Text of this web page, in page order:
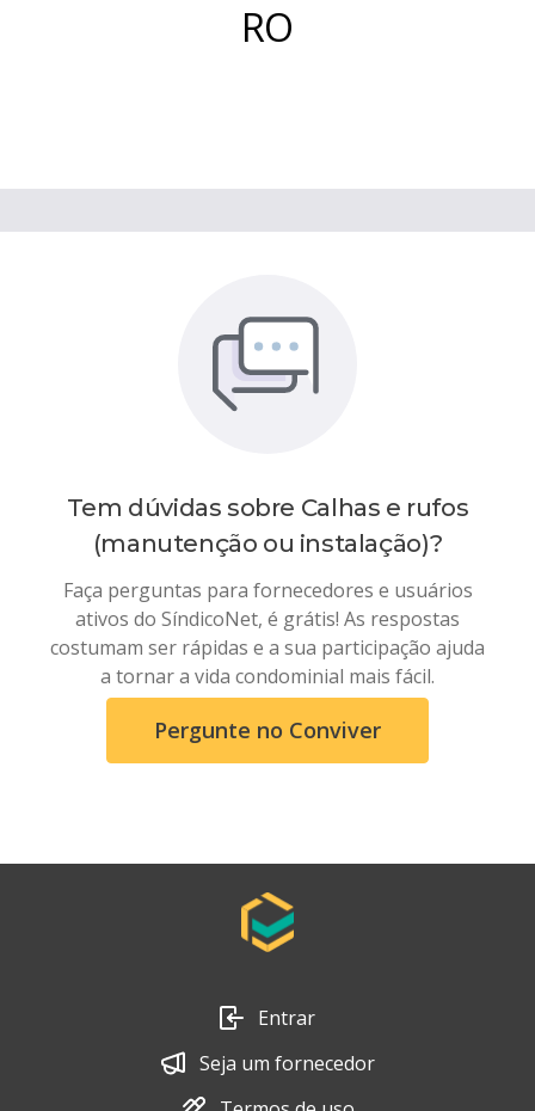
RO
Tem dúvidas sobre Calhas e rufos
(manutenção ou instalação)?
Faça perguntas para fornecedores e usuários
ativos do SíndicoNet, é grátis! As respostas
costumam ser rápidas e a sua participação ajuda
a tornar a vida condominial mais fácil.
Pergunte no Conviver
Entrar
Seja um fornecedor